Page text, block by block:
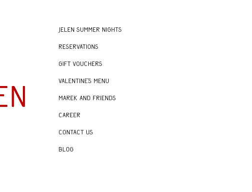
Jelen Summer Nights
Reservations
Gift vouchers
Valentine's menu
Marek and Friends
Career
Contact us
Blog